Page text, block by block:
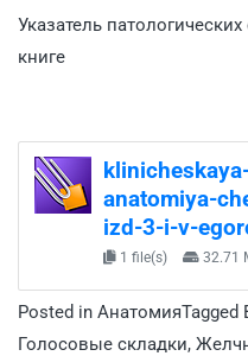
Указатель
книге
anatomiya-
izd-3-i-v-
1 file(s) 32.71
Posted in АнатомияTagged
Голосовые складки,